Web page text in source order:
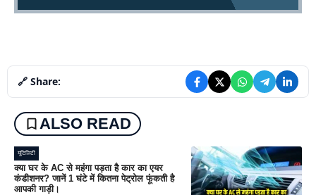
🔗 Share:
ALSO READ
यूटिलिटी
क्या घर के AC से महंगा पड़ता है कार का एयर
कंडीशनर? जानें 1 घंटे में कितना पेट्रोल फूंकती है
आपकी गाड़ी।